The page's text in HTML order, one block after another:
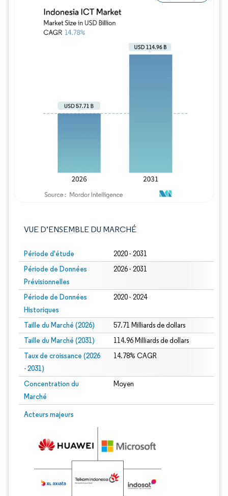
VUE D’ENSEMBLE DU MARCHÉ
Période d'étude 2020 - 2031
Période de Données
Prévisionnelles
2026 - 2031
Période de Données
Historiques
2020 - 2024
Taille du Marché (2026) 57.71 Milliards de dollars
Taille du Marché (2031) 114.96 Milliards de dollars
Taux de croissance (2026
- 2031)
14.78% CAGR
Concentration du
Marché
Moyen
Acteurs majeurs
Image © Mordor Intelligence. La réutilisation nécessite une attribution sous CC